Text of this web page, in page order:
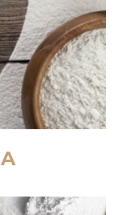
di un
di dolcezza a
fiducia e